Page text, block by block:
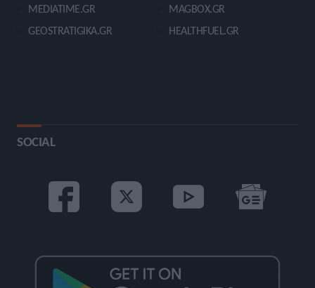
MEDIATIME.GR
GEOSTRATIGIKA.GR
MAGBOX.GR
HEALTHFUEL.GR
SOCIAL